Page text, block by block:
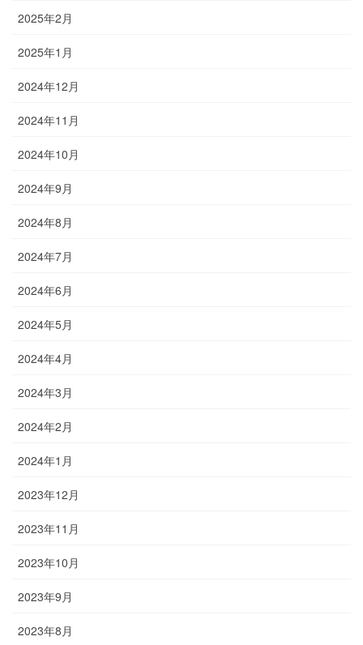
2025年2月
2025年1月
2024年12月
2024年11月
2024年10月
2024年9月
2024年8月
2024年7月
2024年6月
2024年5月
2024年4月
2024年3月
2024年2月
2024年1月
2023年12月
2023年11月
2023年10月
2023年9月
2023年8月